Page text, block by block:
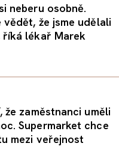
PORADNA
neberu osobně.
vědět, že jsme udělali
říká lékař Marek
že zaměstnanci uměli
Supermarket chce
mezi veřejnost